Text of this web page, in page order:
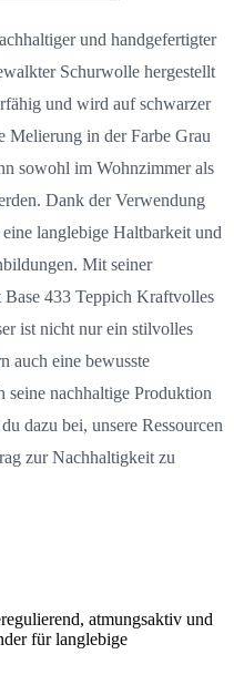
und handgefertigter
Schurwolle hergestellt
und wird auf schwarzer
Melierung in der Farbe Grau
sowohl im Wohnzimmer als
Dank der Verwendung
langlebige Haltbarkeit und
Mit seiner
433 Teppich Kraftvolles
ist nicht nur ein stilvolles
auch eine bewusste
nachhaltige Produktion
dazu bei, unsere Ressourcen
zur Nachhaltigkeit zu
atmungsaktiv und
für langlebige